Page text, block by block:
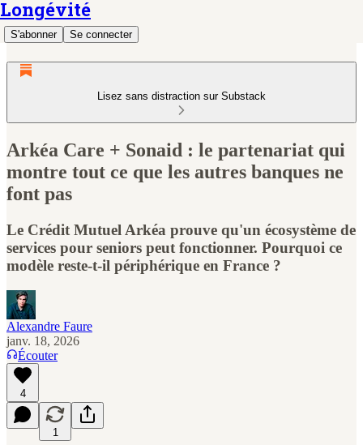
Longévité
S'abonner Se connecter
Lisez sans distraction sur Substack
Arkéa Care + Sonaid : le partenariat qui
montre tout ce que les autres banques ne
font pas
Le Crédit Mutuel Arkéa prouve qu'un écosystème de
services pour seniors peut fonctionner. Pourquoi ce
modèle reste-t-il périphérique en France ?
Alexandre Faure
janv. 18, 2026
Écouter
4
1